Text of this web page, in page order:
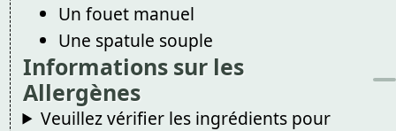
Un fouet manuel
Une spatule souple
Informations sur les
Allergènes
Veuillez vérifier les ingrédients pour